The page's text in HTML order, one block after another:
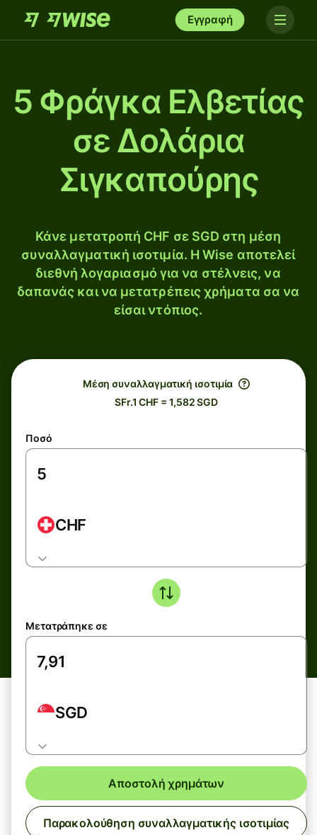
Εγγραφή
5 Φράγκα Ελβετίας
σε Δολάρια
Σιγκαπούρης
Κάνε μετατροπή CHF σε SGD στη μέση
συναλλαγματική ισοτιμία. Η Wise αποτελεί
διεθνή λογαριασμό για να στέλνεις, να
δαπανάς και να μετατρέπεις χρήματα σα να
είσαι ντόπιος.
Μέση συναλλαγματική ισοτιμία
SFr.1 CHF = 1,582 SGD
Ποσό
CHF
Μετατράπηκε σε
SGD
Αποστολή χρημάτων
Παρακολούθηση συναλλαγματικής ισοτιμίας